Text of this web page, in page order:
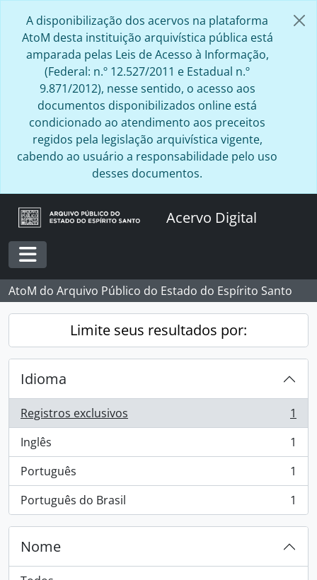
A disponibilização dos acervos na plataforma
AtoM desta instituição arquivística pública está
amparada pelas Leis de Acesso à Informação,
(Federal: n.º 12.527/2011 e Estadual n.º
9.871/2012), nesse sentido, o acesso aos
documentos disponibilizados online está
condicionado ao atendimento aos preceitos
regidos pela legislação arquivística vigente,
cabendo ao usuário a responsabilidade pelo uso
desses documentos.
Acervo Digital
Toggle navigation
AtoM do Arquivo Público do Estado do Espírito Santo
Limite seus resultados por:
Idioma
Registros exclusivos
, 1 resultados
1
Inglês
, 1 resultados
1
Português
, 1 resultados
1
Português do Brasil
, 1 resultados 1
Nome